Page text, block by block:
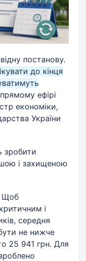
постанову.
до кінця
ефірі
економіки,
України
зробити
і захищеною
Щоб
і
середня
не нижче
25 941 грн. Для